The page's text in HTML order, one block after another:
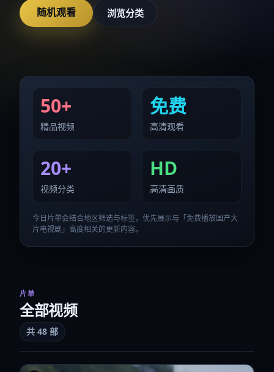
随机观看 浏览分类
50+
精品视频
免费
高清观看
20+
视频分类
HD
高清画质
今日片单会结合地区筛选与标签，优先展示与「免费播放国产大
片电视剧 」高度相关的更新内容。
片单
全部视频
共48 部